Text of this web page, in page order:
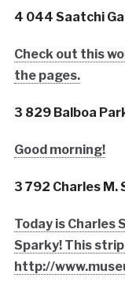
4 044 Saatchi
Check out this
the pages.
3 829 Balboa
Good morning!
3 792 Charles M.
Today is Charles
Sparky! This
http://